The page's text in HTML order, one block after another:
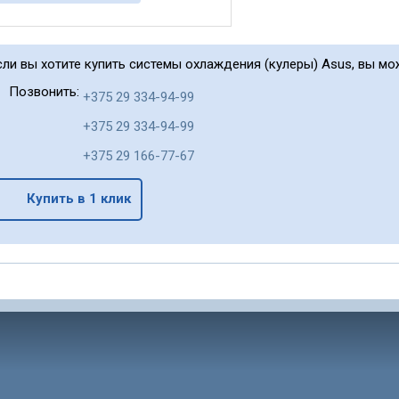
вы хотите купить системы охлаждения (кулеры) Asus, вы
Позвонить: +375 29 334-94-99
+375 29 334-94-99
+375 29 166-77-67
Купить в 1 клик